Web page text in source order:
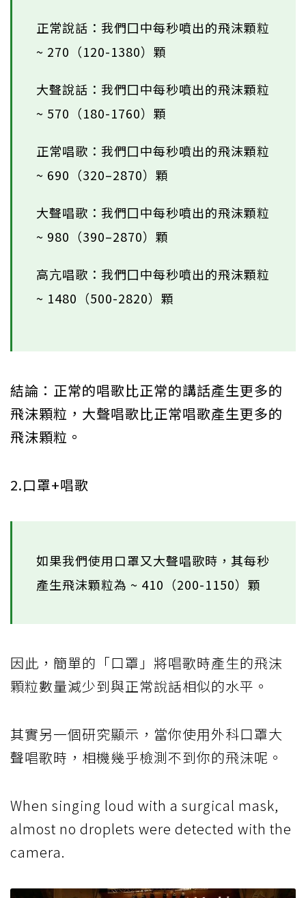
正常說話：我們囗中每秒噴出的飛沫顆粒
~ 270（120-1380）顆
大聲說話：我們囗中每秒噴出的飛沫顆粒
~ 570（180-1760）顆
正常唱歌：我們囗中每秒噴出的飛沫顆粒
~ 690（320–2870）顆
大聲唱歌：我們囗中每秒噴出的飛沫顆粒
~ 980（390–2870）顆
高亢唱歌：我們囗中每秒噴出的飛沫顆粒
~ 1480（500-2820）顆
結論：正常的唱歌比正常的講話產生更多的
飛沫顆粒，大聲唱歌比正常唱歌產生更多的
飛沫顆粒。
2.口罩+唱歌
如果我們使用口罩又大聲唱歌時，其每秒
產生飛沫顆粒為 ~ 410（200-1150）顆
因此，簡單的「口罩」將唱歌時產生的飛沫
顆粒數量減少到與正常說話相似的水平。
其實另一個研究顯示，當你使用外科口罩大
聲唱歌時，相機幾乎檢測不到你的飛沫呢。
When singing loud with a surgical mask,
almost no droplets were detected with the
camera.